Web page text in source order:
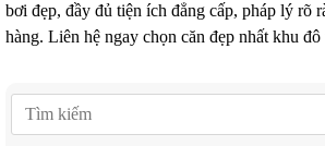
bơi đẹp, đầy đủ tiện ích đẳng cấp, pháp lý rõ
hàng. Liên hệ ngay chọn căn đẹp nhất khu